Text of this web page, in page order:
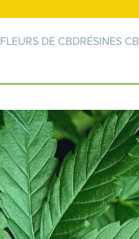
FLEURS DE CBDRÉSINES